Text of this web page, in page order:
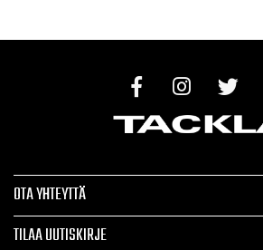
OTA YHTEYTTÄ
TILAA UUTISKIRJE